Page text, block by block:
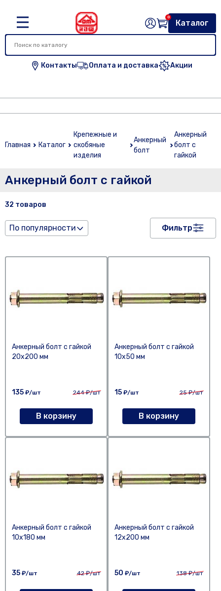
Контакты Оплата и доставка Акции
Каталог
0
Главная Каталог
Крепежные и
скобяные
изделия
Анкерный
болт
Анкерный
болт с
гайкой
Анкерный болт с гайкой
32 товаров
По популярности Фильтр
Анкерный болт с гайкой
20х200 мм
135 ₽/шт 244₽/шт
В корзину
Анкерный болт с гайкой
10х50 мм
15 ₽/шт 25₽/шт
В корзину
Анкерный болт с гайкой
10х180 мм
35 ₽/шт 42₽/шт
Анкерный болт с гайкой
12х200 мм
50 ₽/шт 138₽/шт